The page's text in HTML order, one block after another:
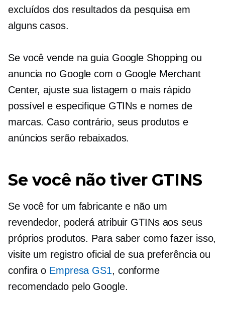
excluídos dos resultados da pesquisa em
alguns casos.
Se você vende na guia Google Shopping ou
anuncia no Google com o Google Merchant
Center, ajuste sua listagem o mais rápido
possível e especifique GTINs e nomes de
marcas. Caso contrário, seus produtos e
anúncios serão rebaixados.
Se você não tiver GTINS
Se você for um fabricante e não um
revendedor, poderá atribuir GTINs aos seus
próprios produtos. Para saber como fazer isso,
visite um registro oficial de sua preferência ou
confira o Empresa GS1, conforme
recomendado pelo Google.